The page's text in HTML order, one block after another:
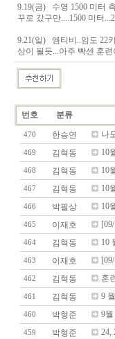
9.19(금) 수영 1500 미터
꾸로 갔구만....1500 미터
9.21(일) 엠티비..임도 22
상이 될듯...아주 빡센 훈련
번호 분류
470 한승연 나
469 김혁동 10
468 김혁동 10
467 김혁동 10
466 박필상 10
465 이재호
464 김혁동 10
463 이재호
462 김혁동 훈
461 김혁동 9
460 박형준 9월
459 박형준 24,